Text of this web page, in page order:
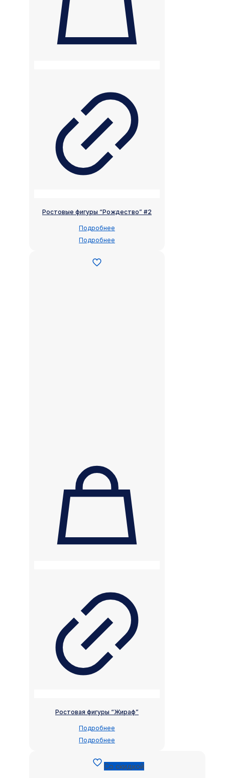
Ростовые фигуры “Рождество” #2
Подробнее
Подробнее
Ростовая фигуры “Жираф”
Подробнее
Подробнее
Со скидкой